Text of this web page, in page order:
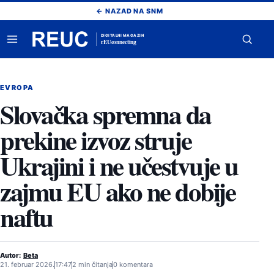
na
sadržaj
← NAZAD NA SNM
Otvori
meni
DIGITALNI MAGAZIN
rEUconnecting
EVROPA
Slovačka spremna da
prekine izvoz struje
Ukrajini i ne učestvuje u
zajmu EU ako ne dobije
naftu
Autor: Beta
21. februar 2026.17:472 min čitanja0 komentara